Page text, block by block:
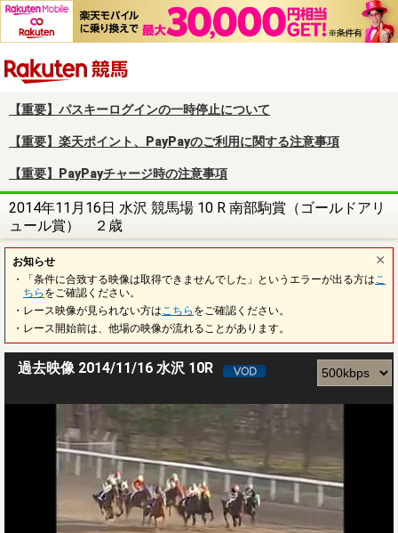
【重要】パスキーログインの一時停止について
【重要】楽天ポイント、PayPayのご利用に関する注意事項
【重要】PayPayチャージ時の注意事項
2014年11月16日 水沢 競馬場 10 R 南部駒賞（ゴールドアリ
ュール賞） ２歳
お知らせ
・「条件に合致する映像は取得できませんでした」というエラーが出る方は こ
ちら をご確認ください。
・レース映像が見られない方は こちら をご確認ください。
・レース開始前は、他場の映像が流れることがあります。
過去映像 2014/11/16 水沢 10R